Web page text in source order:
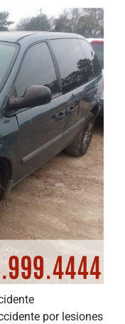
por lesiones